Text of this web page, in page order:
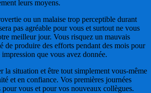
leurs moyens.
ou un malaise trop perceptible durant
pas agréable pour vous et surtout ne vous
meilleur jour. Vous risquez un mauvais
de produire des efforts pendant des mois pour
que vous avez donnée.
la situation et être tout simplement vous-même
et en confiance. Vos premières journées
pour vous et pour vos nouveaux collègues.